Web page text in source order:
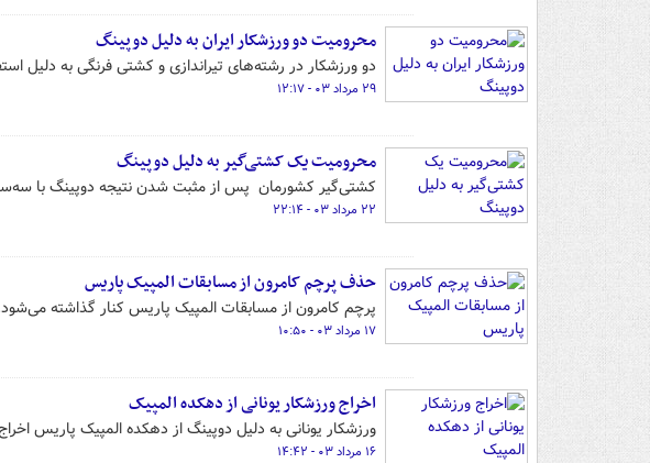
محرومیت دو ورزشکار ایران به دلیل دوپینگ
دو ورزشکار در رشته‌های تیراندازی و کشتی فرنگی به دلیل
۲۹ مرداد ۰۳ - ۱۲:۱۷
محرومیت یک کشتی‌گیر به دلیل دوپینگ
کشتی‌گیر کشورمان پس از مثبت شدن نتیجه دوپینگ با
۲۲ مرداد ۰۳ - ۲۲:۱۴
حذف پرچم کامرون از مسابقات المپیک پاریس
پرچم کامرون از مسابقات المپیک پاریس کنار گذاشته
۱۷ مرداد ۰۳ - ۱۰:۵۰
اخراج ورزشکار یونانی از دهکده المپیک
ورزشکار یونانی به دلیل دوپینگ از دهکده المپیک پاریس
۱۶ مرداد ۰۳ - ۱۴:۴۲